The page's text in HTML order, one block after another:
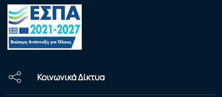
Κοινωνικά Δίκτυα